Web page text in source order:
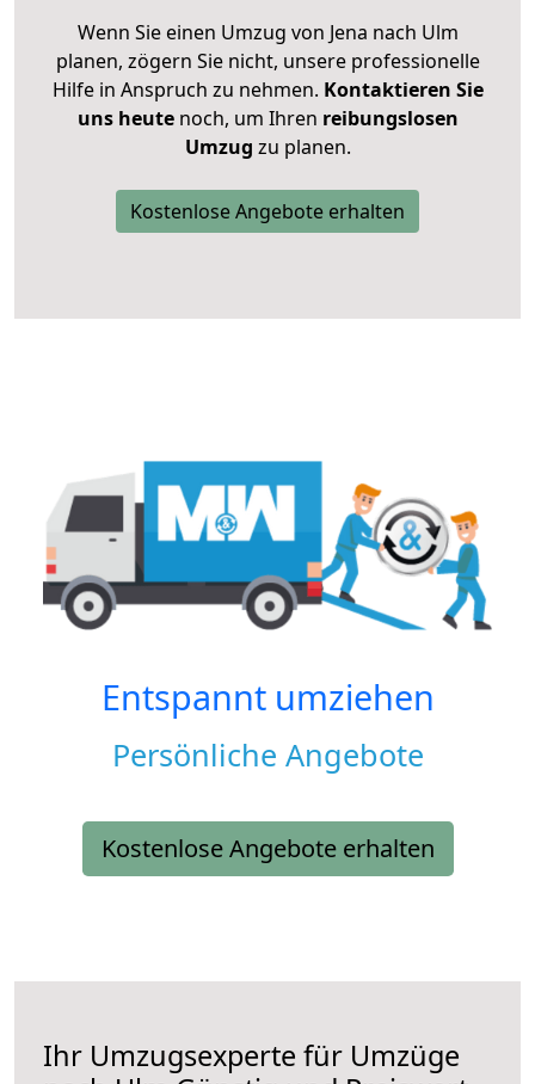
Wenn Sie einen Umzug von Jena nach Ulm
planen, zögern Sie nicht, unsere professionelle
Hilfe in Anspruch zu nehmen. Kontaktieren Sie
uns heutenoch, um Ihren reibungslosen
Umzug zu planen.
Kostenlose Angebote erhalten
Entspannt umziehen
Persönliche Angebote
Kostenlose Angebote erhalten
Ihr Umzugsexperte für Umzüge